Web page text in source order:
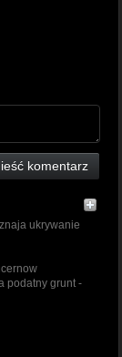
komentarz
ukrywanie
podatny grunt -